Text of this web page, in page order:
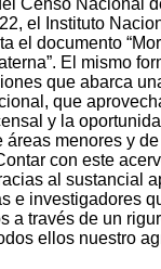
Censo Nacional
el Instituto
el documento
El mismo
que abarca
que
y la
áreas menores y
con este
al sustancial
e investigadores
a través de un
ellos nuestro